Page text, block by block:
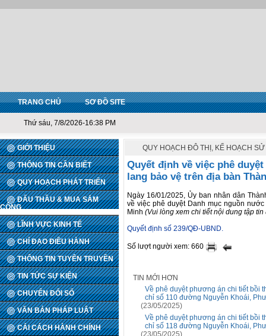
TRANG CHỦ SƠ ĐỒ SITE
Thứ sáu, 7/8/2026-16:38 PM
GIỚI THIỆU
THÔNG TIN CẦN BIẾT
QUY HOẠCH PHÁT TRIỂN
ĐẤU THẦU & MUA SẮM
CÔNG
LĨNH VỰC KINH TẾ
CHỈ ĐẠO ĐIỀU HÀNH
THÔNG TIN TUYÊN TRUYỀN
TIN TỨC SỰ KIỆN
CHUYỂN ĐỔI SỐ
VĂN BẢN PHÁP LUẬT
CẢI CÁCH HÀNH CHÍNH
QUY HOẠCH ĐÔ THỊ, KẾ HOẠCH
Quyết định về việc phê
lang bảo vệ trên địa bàn
Ngày 16/01/2025, Ủy ban nhân dân
về việc phê duyệt Danh mục nguồn
Minh (Vui lòng xem chi tiết nội dung tập tin
Quyết định số 239/QĐ-UBND.
Số lượt người xem: 660
TIN MỚI HƠN
Về phê duyệt phương án chi tiết bồi
chỉ số 110 đường Nguyễn Khoái,
(23/05/2025)
Về phê duyệt phương án chi tiết bồi
chỉ số 118 đường Nguyễn Khoái,
(23/05/2025)